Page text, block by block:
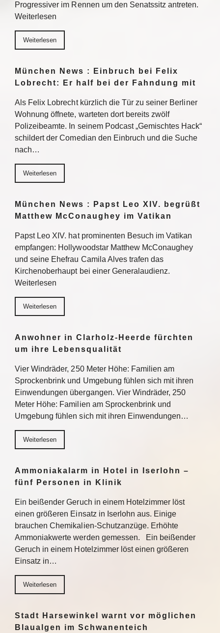
Progressiver im Rennen um den Senatssitz antreten.
Weiterlesen
Weiterlesen
München News : Einbruch bei Felix
Lobrecht: Er half bei der Fahndung mit
Als Felix Lobrecht kürzlich die Tür zu seiner Berliner
Wohnung öffnete, warteten dort bereits zwölf
Polizeibeamte. In seinem Podcast „Gemischtes Hack“
schildert der Comedian den Einbruch und die Suche
nach…
Weiterlesen
München News : Papst Leo XIV. begrüßt
Matthew McConaughey im Vatikan
Papst Leo XIV. hat prominenten Besuch im Vatikan
empfangen: Hollywoodstar Matthew McConaughey
und seine Ehefrau Camila Alves trafen das
Kirchenoberhaupt bei einer Generalaudienz.
Weiterlesen
Weiterlesen
Anwohner in Clarholz-Heerde fürchten
um ihre Lebensqualität
Vier Windräder, 250 Meter Höhe: Familien am
Sprockenbrink und Umgebung fühlen sich mit ihren
Einwendungen übergangen. Vier Windräder, 250
Meter Höhe: Familien am Sprockenbrink und
Umgebung fühlen sich mit ihren Einwendungen…
Weiterlesen
Ammoniakalarm in Hotel in Iserlohn –
fünf Personen in Klinik
Ein beißender Geruch in einem Hotelzimmer löst
einen größeren Einsatz in Iserlohn aus. Einige
brauchen Chemikalien-Schutzanzüge. Erhöhte
Ammoniakwerte werden gemessen. Ein beißender
Geruch in einem Hotelzimmer löst einen größeren
Einsatz in…
Weiterlesen
Stadt Harsewinkel warnt vor möglichen
Blaualgen im Schwanenteich